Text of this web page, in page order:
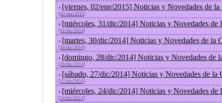
› [viernes, 02/ene/2015] Noticias y Novedades de
[02/ene/2015]
› [miércoles, 31/dic/2014] Noticias y Novedades de
[31/dic/2014]
› [martes, 30/dic/2014] Noticias y Novedades de la
[30/dic/2014]
› [domingo, 28/dic/2014] Noticias y Novedades de
[28/dic/2014]
› [sábado, 27/dic/2014] Noticias y Novedades de la
[27/dic/2014]
› [miércoles, 24/dic/2014] Noticias y Novedades de
[24/dic/2014]